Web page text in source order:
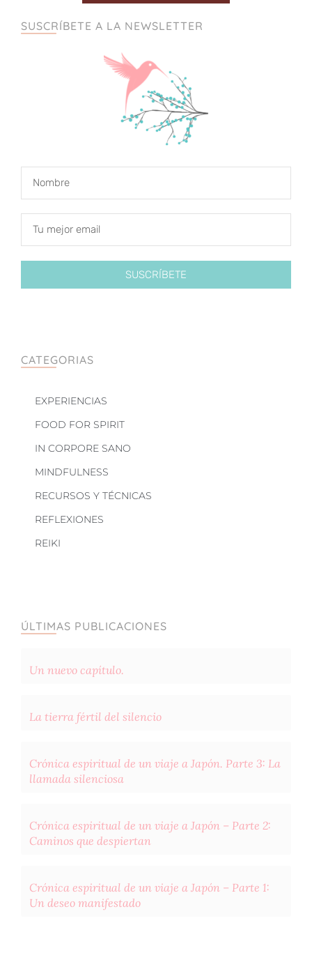
SUSCRÍBETE A LA NEWSLETTER
SUSCRÍBETE
CATEGORIAS
EXPERIENCIAS
FOOD FOR SPIRIT
IN CORPORE SANO
MINDFULNESS
RECURSOS Y TÉCNICAS
REFLEXIONES
REIKI
ÚLTIMAS PUBLICACIONES
Un nuevo capítulo.
La tierra fértil del silencio
Crónica espiritual de un viaje a Japón. Parte 3: La
llamada silenciosa
Crónica espiritual de un viaje a Japón – Parte 2:
Caminos que despiertan
Crónica espiritual de un viaje a Japón – Parte 1:
Un deseo manifestado